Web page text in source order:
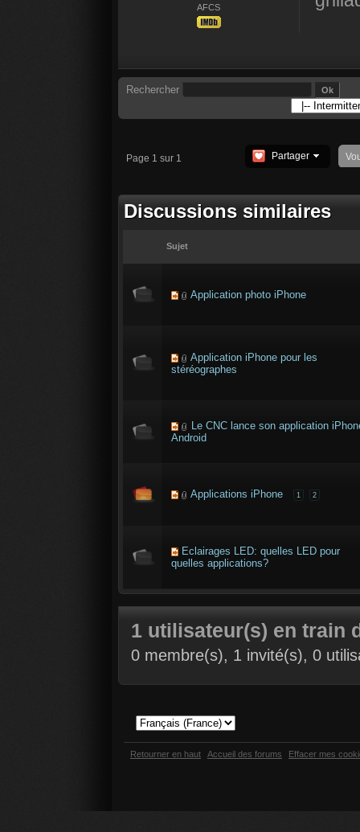
AFCS
Rechercher
Page 1 sur 1 Partager
Discussions similaires
Sujet
Application photo iPhone
Application iPhone pour les
stéréographes
Le CNC lance son application
Android
Applications iPhone 1 2
Eclairages LED: quelles LED pour
quelles applications?
1 utilisateur(s) en train
0 membre(s), 1 invité(s), 0
Retourner en haut Accueil des forums Effacer mes